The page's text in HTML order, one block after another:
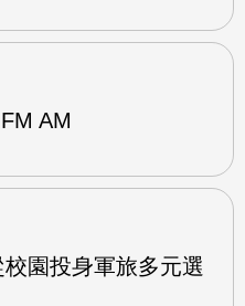
AM
園投身軍旅多元選